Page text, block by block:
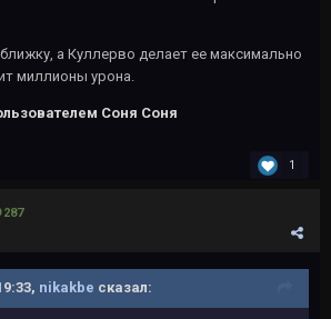
а Куллерво делает ее максимально
миллионы урона.
Соня Соня
1
287
nikakbe сказал: